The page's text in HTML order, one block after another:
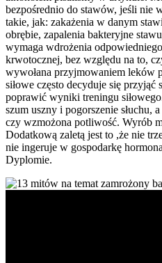
bezpośrednio do stawów, jeśli nie
takie, jak: zakażenia w danym
obrębie, zapalenia bakteryjne
wymaga wdrożenia
krwotocznej, bez względu na to,
wywołana przyjmowaniem leków
siłowe często decyduje się przyjąć
poprawić wyniki treningu
szum uszny i pogorszenie słuchu,
czy wzmożona potliwość. Wyrób
Dodatkową zaletą jest to ,że nie
nie ingeruje w gospodarkę
Dyplomie.